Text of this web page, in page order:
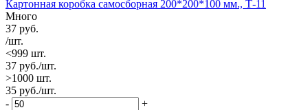
Картонная коробка самосборная 200*200*100 мм., Т-11
Много
37 руб.
/шт.
<999 шт.
37 руб./шт.
>1000 шт.
35 руб./шт.
-
+